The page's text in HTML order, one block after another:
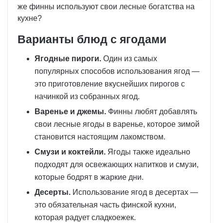
же финны используют свои лесные богатства на
кухне?
Варианты блюд с ягодами
Ягодные пироги. Один из самых
популярных способов использования ягод —
это приготовление вкуснейших пирогов с
начинкой из собранных ягод.
Варенье и джемы. Финны любят добавлять
свои лесные ягоды в варенье, которое зимой
становится настоящим лакомством.
Смузи и коктейли. Ягоды также идеально
подходят для освежающих напитков и смузи,
которые бодрят в жаркие дни.
Десерты. Использование ягод в десертах —
это обязательная часть финской кухни,
которая радует сладкоежек.